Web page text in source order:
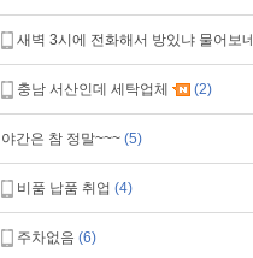
새벽 3시에 전화해서 방있냐 물어보네
충남 서산인데 세탁업체 (2)
야간은 참 정말~~~ (5)
비품 납품 취업 (4)
주차없음 (6)